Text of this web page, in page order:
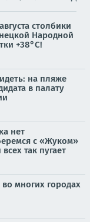
столбики
Народной
+38°C!
на пляже
в палату
нет
с «Жуком»
так пугает
многих городах